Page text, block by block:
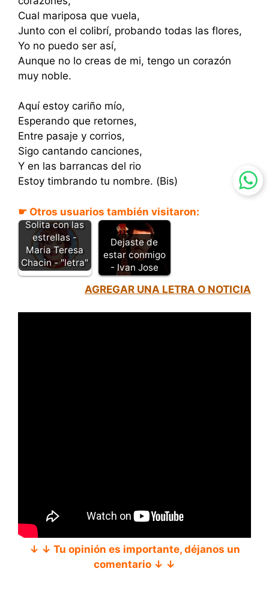
Cual mariposa que vuela,
Junto con el colibrí, probando todas las flores,
Yo no puedo ser así,
Aunque no lo creas de mi, tengo un corazón
muy noble.
Aquí estoy cariño mío,
Esperando que retornes,
Entre pasaje y corrios,
Sigo cantando canciones,
Y en las barrancas del rio
Estoy timbrando tu nombre. (Bis)
☛ Otros usuarios también visitaron:
Solita con las
estrellas -
Maria Teresa
Chacin - "letra"
Dejaste de
estar conmigo
- Ivan Jose
AGREGAR UNA LETRA O NOTICIA
↓ ↓ Tu opinión es importante, déjanos un
comentario ↓ ↓